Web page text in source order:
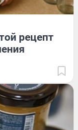
рецепт